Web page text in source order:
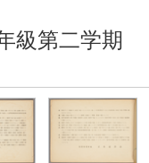
級第二学期